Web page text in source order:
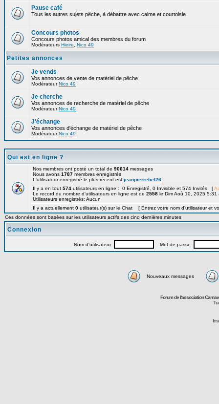
Pause café
Tous les autres sujets pêche, à débattre avec calme et courtoisie
Concours photos
Concours photos amical des membres du forum
Modérateurs Hieire Nico 49
Petites annonces
Je vends
Vos annonces de vente de matériel de pêche
ModérateurNico 49
Je cherche
Vos annonces de recherche de matériel de pêche
ModérateurNico 49
J'échange
Vos annonces d'échange de matériel de pêche
ModérateurNico 49
Qui est en ligne ?
Nos membres ont posté un total de 90614 messages
Nous avons 1787 membres enregistrés
L'utilisateur enregistré le plus récent est jeanpierrebel26
Il y a en tout 574 utilisateurs en ligne :: 0 Enregistré, 0 Invisible et 574 Invités [
Le record du nombre d'utilisateurs en ligne est de 2558 le Dim Aoû 10, 2025 5:31
Utilisateurs enregistrés: Aucun
Il y a actuellement 0 utilisateur(s) sur le Chat [ Entrez votre nom d'utilisateur et
Ces données sont basées sur les utilisateurs actifs des cinq dernières minutes
Connexion
Nom d'utilisateur: Mot de passe:
Nouveaux messages
Forum de l'association